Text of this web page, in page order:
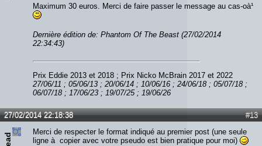
Maximum 30 euros. Merci de faire passer le message au cas-oà¹
Dernière édition de: Phantom Of The Beast (27/02/2014
22:34:43)
Prix Eddie 2013 et 2018 ; Prix Nicko McBrain 2017 et 2022
27/06/11 ; 05/06/13 ; 20/06/14 ; 10/06/16 ; 24/06/18 ; 05/07/18 ;
06/07/18 ; 17/06/23 ; 19/07/25 ; 19/06/26
#13
27/02/2014 22:18:38
Merci de respecter le format indiqué au premier post (une seule
ligne à copier avec votre pseudo est bien pratique pour moi)